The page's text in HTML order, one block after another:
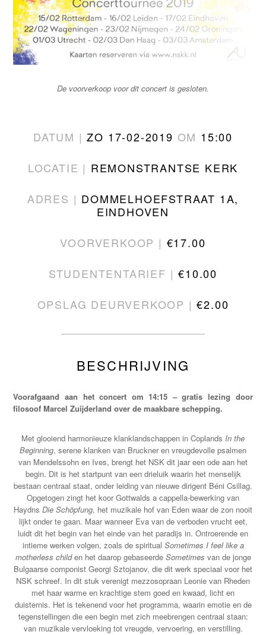
De voorverkoop voor dit concert is gesloten.
DATUM |ZO 17-02-2019 OM 15:00
LOCATIE | REMONSTRANTSE KERK
ADRES | DOMMELHOEFSTRAAT 1A,
EINDHOVEN
VOORVERKOOP | €17.00
STUDENTENTARIEF |€10.00
OPSLAG DEURVERKOOP |€2.00
BESCHRIJVING
Voorafgaand aan het concert om 14:15 – gratis lezing door
filosoof Marcel Zuijderland over de maakbare schepping.
Met glooiend harmonieuze klanklandschappen in Coplands In the
Beginning, serene klanken van Bruckner en vreugdevolle psalmen
van Mendelssohn en Ives, brengt het NSK dit jaar een ode aan het
begin. Dit is het startpunt van een drieluik waarin het menselijk
bestaan centraal staat, onder leiding van nieuwe dirigent Béni Csillag.
Opgetogen zingt het koor Gottwalds a cappella-bewerking van
Haydns Die Schöpfung, het muzikale hof van Eden waar de zon nooit
lijkt onder te gaan. Maar wanneer Eva van de verboden vrucht eet,
luidt dit het begin van het einde van het paradijs in. Ontroerende en
intieme werken volgen, zoals de spiritual Sometimes I feel like a
motherless childen het daarop gebaseerde Sometimes van de jonge
Bulgaarse componist Georgi Sztojanov, die dit werk speciaal voor het
NSK schreef. In dit stuk verenigt mezzosopraan Leonie van Rheden
met haar warme en krachtige stem goed en kwaad, licht en
duisternis. Het is tekenend voor het programma, waarin emotie en de
tegenstellingen die een begin met zich meebrengen centraal staan:
van muzikale vervloeking tot vreugde, vervoering, en verstilling.